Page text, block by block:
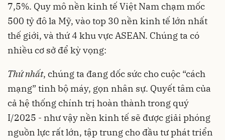
7,5%. Quy mô nền kinh tế Việt Nam chạm mốc
500 tỷ đô la Mỹ, vào top 30 nền kinh tế lớn nhất
thế giới, và thứ 4 khu vực ASEAN. Chúng ta có
nhiều cơ sở để kỳ vọng:
Thứ nhất, chúng ta đang dốc sức cho cuộc “cách
mạng” tinh bộ máy, gọn nhân sự. Quyết tâm của
cả hệ thống chính trị hoàn thành trong quý
I/2025 - như vậy nền kinh tế sẽ được giải phóng
nguồn lực rất lớn, tập trung cho đầu tư phát triển